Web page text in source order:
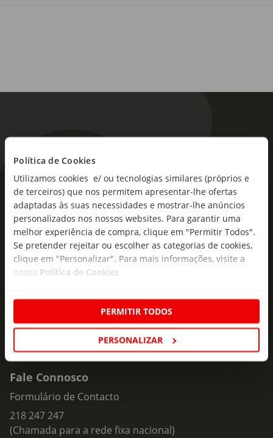
Política de Cookies
Utilizamos cookies e/ ou tecnologias similares (próprios e
de terceiros) que nos permitem apresentar-lhe ofertas
adaptadas às suas necessidades e mostrar-lhe anúncios
personalizados nos nossos websites. Para garantir uma
melhor experiência de compra, clique em "Permitir Todos".
Se pretender rejeitar ou escolher as categorias de cookies,
clique em "Personalizar". Para mais informações, visite a
nossa Política de Cookies.
PERMITIR TODOS
PERSONALIZAR
As novidades mais frescas no
seu e-mail!
Subscreva e descubra campanhas exclusivas,
ofertas e novidades para si.
Insira o seu e-
Fale Connosco
Formulário de Contacto
218 247 247
(Chamada para a rede fixa nacional)